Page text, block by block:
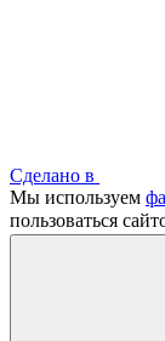
Сделано в
Мы используем
пользоваться